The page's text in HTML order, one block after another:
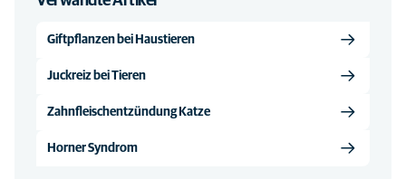
Giftpflanzen bei Haustieren
Juckreiz bei Tieren
Zahnfleischentzündung Katze
Horner Syndrom